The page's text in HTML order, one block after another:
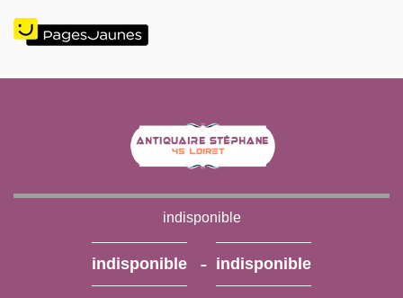
indisponible
indisponible - indisponible